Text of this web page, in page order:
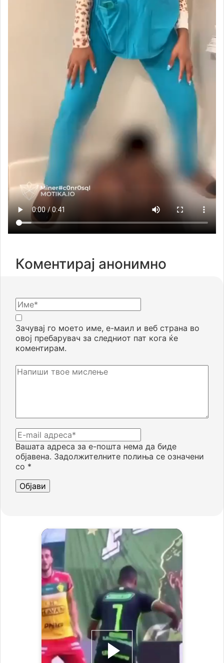
Коментирај анонимно
Вашата адреса за е-пошта нема да биде
објавена. Задолжителните полиња се означени
со *
Зачувај го моето име, е-маил и веб страна во
овој пребарувач за следниот пат кога ќе
коментирам.